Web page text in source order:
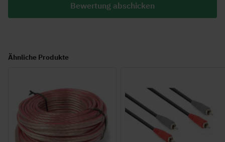
Bewertung abschicken
Ähnliche Produkte